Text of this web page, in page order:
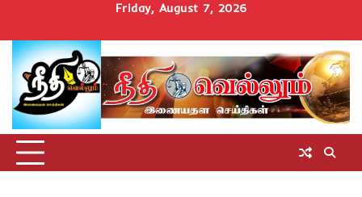
content
Friday, August 7, 2026
Homeசெய்திகள்
தமிழ்நாடுமாவட்டச்செய்திகள்
அரசியல்ஆன்மிகம்
சட்டம்
அறிவோம்
சினிமாUncategorized